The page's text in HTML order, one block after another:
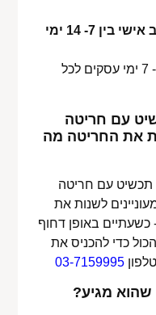
מוצרים עם חריטה / עיצוב אישי בין 7- 14 ימי
מוצרים ללא חריטה 3 עד כ- 7 ימי עסקים לכל
עם חריטה
את החריטה מה
תכשיט עם חריטה
לשנות את
באופן דחוף
כדי להכניס את
03-7159995
שהוא מגיע?